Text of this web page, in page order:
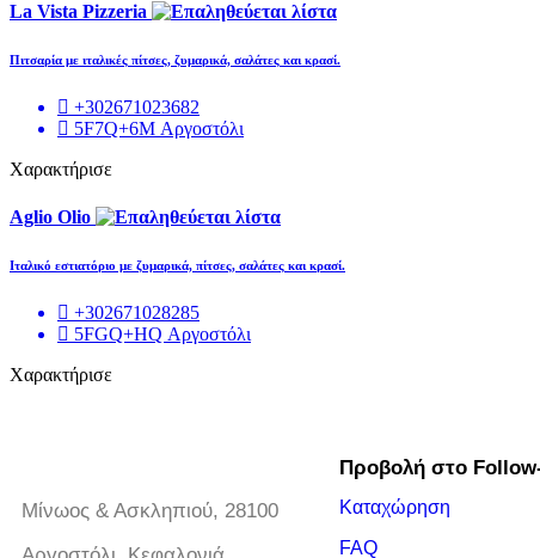
La Vista Pizzeria
Πιτσαρία με ιταλικές πίτσες, ζυμαρικά, σαλάτες και κρασί.
+302671023682
5F7Q+6M Αργοστόλι
Χαρακτήρισε
Aglio Olio
Ιταλικό εστιατόριο με ζυμαρικά, πίτσες, σαλάτες και κρασί.
+302671028285
5FGQ+HQ Αργοστόλι
Χαρακτήρισε
Μίνωος & Ασκληπιού, 28100
Προβολή στο
Καταχώρηση
FAQ